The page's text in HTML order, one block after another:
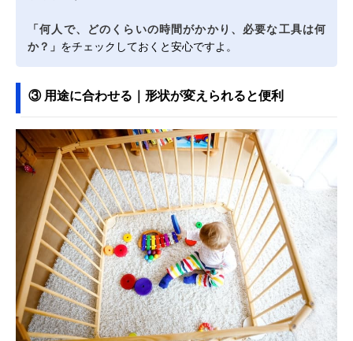
「何人で、どのくらいの時間がかかり、必要な工具は何
か？」 をチェックしておくと安心ですよ。
③ 用途に合わせる｜形状が変えられると便利